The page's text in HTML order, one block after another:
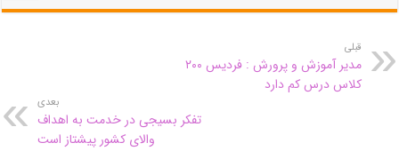
قبلی
مدیر آموزش و پرورش : فردیس ۲۰۰
کلاس درس کم دارد
بعدی
تفکر بسیجی در خدمت به اهداف
والای کشور پیشتاز است